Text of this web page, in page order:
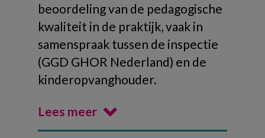
beoordeling van de pedagogische
kwaliteit in de praktijk, vaak in
samenspraak tussen de inspectie
(GGD GHOR Nederland) en de
kinderopvanghouder.
Lees meer